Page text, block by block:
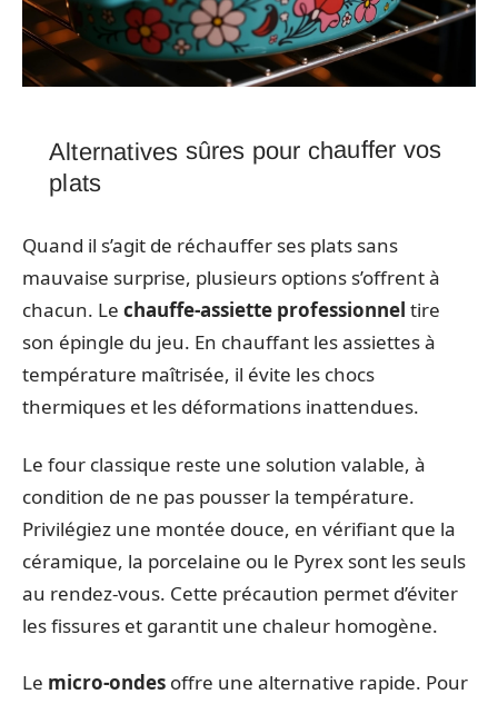
Alternatives sûres pour chauffer vos
plats
Quand il s’agit de réchauffer ses plats sans
mauvaise surprise, plusieurs options s’offrent à
chacun. Le chauffe-assiette professionnel tire
son épingle du jeu. En chauffant les assiettes à
température maîtrisée, il évite les chocs
thermiques et les déformations inattendues.
Le four classique reste une solution valable, à
condition de ne pas pousser la température.
Privilégiez une montée douce, en vérifiant que la
céramique, la porcelaine ou le Pyrex sont les seuls
au rendez-vous. Cette précaution permet d’éviter
les fissures et garantit une chaleur homogène.
Le micro-ondes offre une alternative rapide. Pour